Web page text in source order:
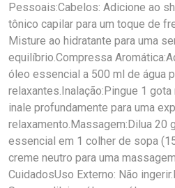
Pessoais:Cabelos: Adicione ao
tônico capilar para um toque de
Misture ao hidratante para uma
equilíbrio.Compressa
óleo essencial a 500 ml de água
relaxantes.Inalação:Pingue 1
inale profundamente para uma
relaxamento.Massagem:Dilua 20
essencial em 1 colher de sopa
creme neutro para uma
CuidadosUso Externo: Não